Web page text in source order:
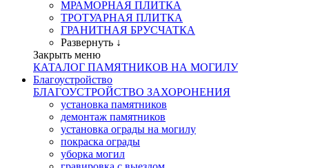
МРАМОРНАЯ ПЛИТКА
ТРОТУАРНАЯ ПЛИТКА
ГРАНИТНАЯ БРУСЧАТКА
Развернуть ↓
Закрыть меню
КАТАЛОГ ПАМЯТНИКОВ НА МОГИЛУ
Благоустройство
БЛАГОУСТРОЙСТВО ЗАХОРОНЕНИЯ
установка памятников
демонтаж памятников
установка ограды на могилу
покраска ограды
уборка могил